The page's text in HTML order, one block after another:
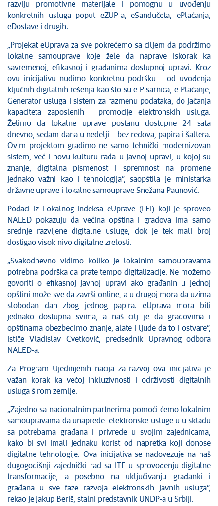
razviju promotivne materijale i pomognu u uvođenju
konkretnih usluga poput eZUP-a, eSandučeta, ePlaćanja,
eDostave i drugih.
„Projekat eUprava za sve pokrećemo sa ciljem da podržimo
lokalne samouprave koje žele da naprave iskorak ka
savremenoj, efikasnoj i građanima dostupnoj upravi. Kroz
ovu inicijativu nudimo konkretnu podršku – od uvođenja
ključnih digitalnih rešenja kao što su e-Pisarnica, e-Plaćanje,
Generator usluga i sistem za razmenu podataka, do jačanja
kapaciteta zaposlenih i promocije elektronskih usluga.
Želimo da lokalne uprave postanu dostupne 24 sata
dnevno, sedam dana u nedelji – bez redova, papira i šaltera.
Ovim projektom gradimo ne samo tehnički modernizovan
sistem, već i novu kulturu rada u javnoj upravi, u kojoj su
znanje, digitalna pismenost i spremnost na promene
jednako važni kao i tehnologija“, saopštila je ministarka
državne uprave i lokalne samouprave Snežana Paunović.
Podaci iz Lokalnog indeksa eUprave (LEI) koji je sproveo
NALED pokazuju da većina opština i gradova ima samo
srednje razvijene digitalne usluge, dok je tek mali broj
dostigao visok nivo digitalne zrelosti.
„Svakodnevno vidimo koliko je lokalnim samoupravama
potrebna podrška da prate tempo digitalizacije. Ne možemo
govoriti o efikasnoj javnoj upravi ako građanin u jednoj
opštini može sve da završi online, a u drugoj mora da uzima
slobodan dan zbog jednog papira. eUprava mora biti
jednako dostupna svima, a naš cilj je da gradovima i
opštinama obezbedimo znanje, alate i ljude da to i ostvare“,
ističe Vladislav Cvetković, predsednik Upravnog odbora
NALED-a.
Za Program Ujedinjenih nacija za razvoj ova inicijativa je
važan korak ka većoj inkluzivnosti i održivosti digitalnih
usluga širom zemlje.
„Zajedno sa nacionalnim partnerima pomoći ćemo lokalnim
samoupravama da unaprede elektronske usluge u u skladu
sa potrebama građana i privrede u svojim zajednicama,
kako bi svi imali jednaku korist od napretka koji donose
digitalne tehnologije. Ova inicijativa se nadovezuje na naš
dugogodišnji zajednički rad sa ITE u sprovođenju digitalne
transformacije, a posebno na uključivanju građanki i
građana u sve faze razvoja elektronskih javnih usluga“,
rekao je Jakup Beriš, stalni predstavnik UNDP-a u Srbiji.